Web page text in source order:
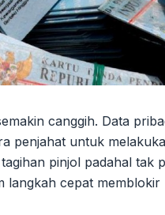
canggih. Data
penjahat untuk
pinjol padahal tak
langkah cepat